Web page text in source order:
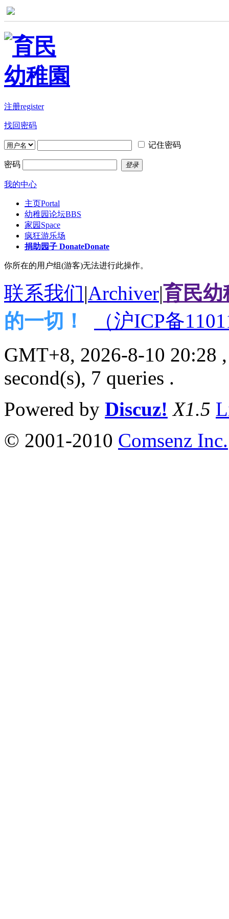
注册register
找回密码
记住密码
密码 登录
我的中心
主页Portal
幼稚园论坛BBS
家园 Space
疯狂游乐场
捐助园子 DonateDonate
你所在的用户组(游客)无法进行此操作。
联系我们|Archiver|育民幼
的一切！
（沪ICP备
GMT+8, 2026-8-10 20:28
second(s), 7 queries .
Powered by Discuz! X1.5
© 2001-2010 Comsenz Inc.